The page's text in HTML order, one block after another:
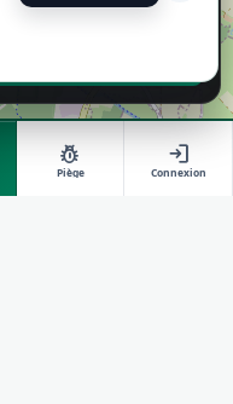
pest_control
Piège
login
Connexion